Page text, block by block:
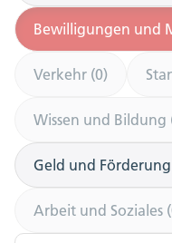
Bewilligungen und
Verkehr (0)
Wissen und Bildung
Geld und
Arbeit und Soziales